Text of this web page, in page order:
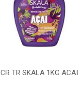
CR TR SKALA 1KG ACAI